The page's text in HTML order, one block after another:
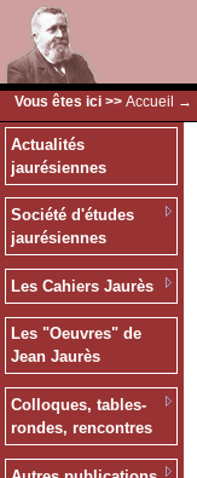
Vous êtes ici >> Accueil →
Actualités
jaurésiennes
Société d'études
jaurésiennes
Les Cahiers Jaurès
Les "Oeuvres" de
Jean Jaurès
Colloques, tables-
rondes, rencontres